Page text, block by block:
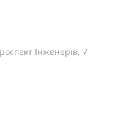
Інженерів, 7